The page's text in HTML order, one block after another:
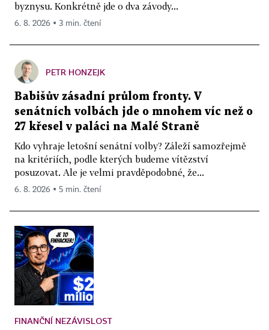
byznysu. Konkrétně jde o dva závody...
6. 8. 2026 ▪ 3 min. čtení
PETR HONZEJK
Babišův zásadní průlom fronty. V
senátních volbách jde o mnohem víc než o
27 křesel v paláci na Malé Straně
Kdo vyhraje letošní senátní volby? Záleží samozřejmě
na kritériích, podle kterých budeme vítězství
posuzovat. Ale je velmi pravděpodobné, že...
6. 8. 2026 ▪ 5 min. čtení
FINANČNÍ NEZÁVISLOST